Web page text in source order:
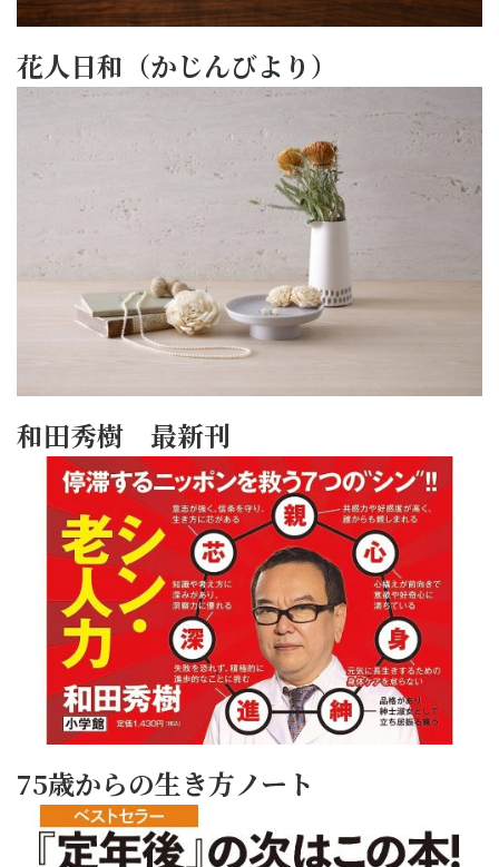
花人日和（かじんびより）
和田秀樹 最新刊
75歳からの生き方ノート